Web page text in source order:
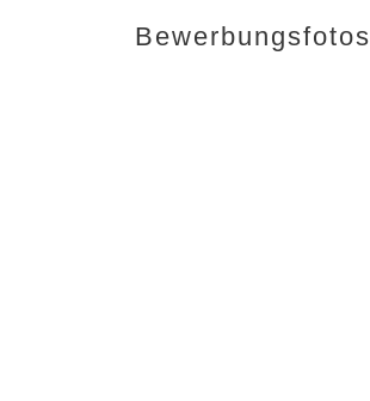
Bewerbungsfotos